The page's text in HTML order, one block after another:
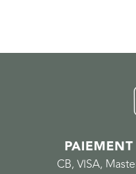
CB, VISA,